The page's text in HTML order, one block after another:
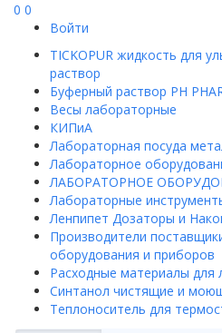
0 0
Войти
TICKOPUR жидкость для
раствор
Буферный раствор PH
Весы лабораторные
КИПиА
Лабораторная посуда
Лабораторное
ЛАБОРАТОРНОЕ
Лабораторные
Ленпипет Дозаторы и
Производители
оборудования и приборов
Расходные материалы для
Синтанол чистящие и
Теплоноситель для